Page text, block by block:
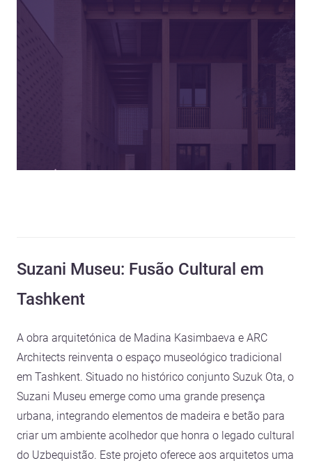
Suzani Museu: Fusão Cultural em
Tashkent
A obra arquitetónica de Madina Kasimbaeva e ARC
Architects reinventa o espaço museológico tradicional
em Tashkent. Situado no histórico conjunto Suzuk Ota, o
Suzani Museu emerge como uma grande presença
urbana, integrando elementos de madeira e betão para
criar um ambiente acolhedor que honra o legado cultural
do Uzbequistão. Este projeto oferece aos arquitetos uma